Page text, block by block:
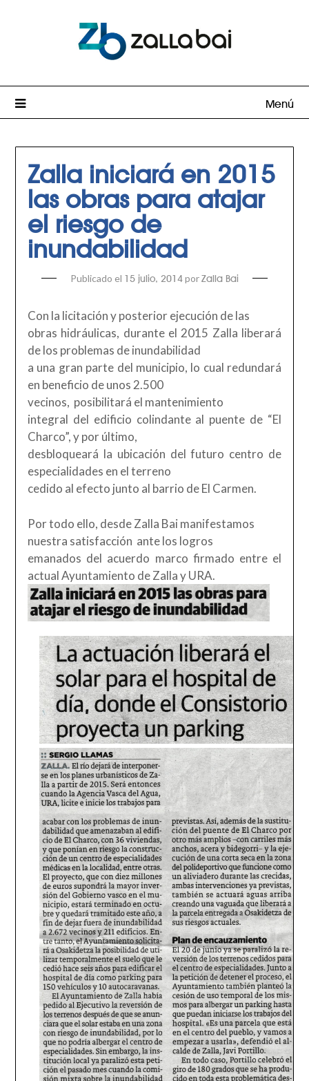
Menú
Zalla iniciará en 2015
las obras para atajar
el riesgo de
inundabilidad
Publicado el 15 julio, 2014 por Zalla Bai
Con la licitación y posterior ejecución de las
obras hidráulicas, durante el 2015 Zalla liberará
de los problemas de inundabilidad
a una gran parte del municipio, lo cual redundará
en beneficio de unos 2.500
vecinos, posibilitará el mantenimiento
integral del edificio colindante al puente de “El
Charco”, y por último,
desbloqueará la ubicación del futuro centro de
especialidades en el terreno
cedido al efecto junto al barrio de El Carmen.
Por todo ello, desde Zalla Bai manifestamos
nuestra satisfacción ante los logros
emanados del acuerdo marco firmado entre el
actual Ayuntamiento de Zalla y URA.